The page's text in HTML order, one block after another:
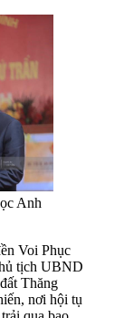
Anh
Voi Phục
tịch UBND
Thăng
nơi hội tụ